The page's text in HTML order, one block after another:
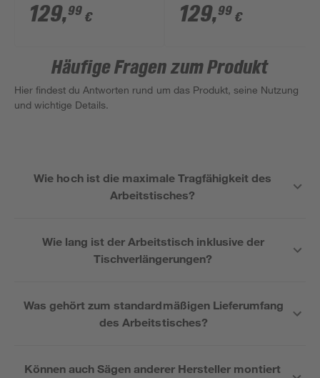
2600' robuste
Stahlkonstruktion
129,99 €
'Professional GTA
600'
129,99 €
Häufige Fragen zum Produkt
Hier findest du Antworten rund um das Produkt, seine Nutzung
und wichtige Details.
Wie hoch ist die maximale Tragfähigkeit des
Arbeitstisches?
Wie lang ist der Arbeitstisch inklusive der
Tischverlängerungen?
Was gehört zum standardmäßigen Lieferumfang
des Arbeitstisches?
Können auch Sägen anderer Hersteller montiert